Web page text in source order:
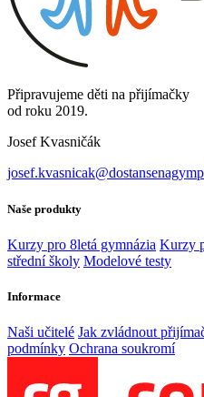
Připravujeme děti na přijímačky
od roku 2019.
Josef Kvasničák
Naše produkty
Kurzy pro 8letá gymnázia Kurzy
střední školy Modelové testy
Informace
Naši učitelé Jak zvládnout
podmínky Ochrana soukromí